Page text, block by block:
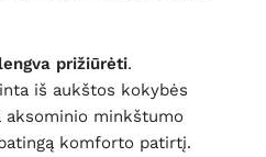
prižiūrėti.
iš aukštos kokybės
minkštumo
komforto patirtį.